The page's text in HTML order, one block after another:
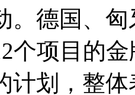
。德国、
个项目的
计划，整